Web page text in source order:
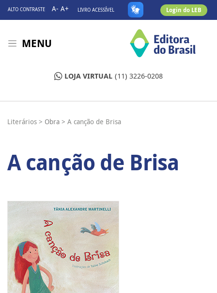
ALTO CONTRASTE A- A+ LIVRO ACESSÍVEL Login do LEB
MENU
LOJA VIRTUAL (11) 3226-0208
Literários > Obra > A canção de Brisa
A canção de Brisa